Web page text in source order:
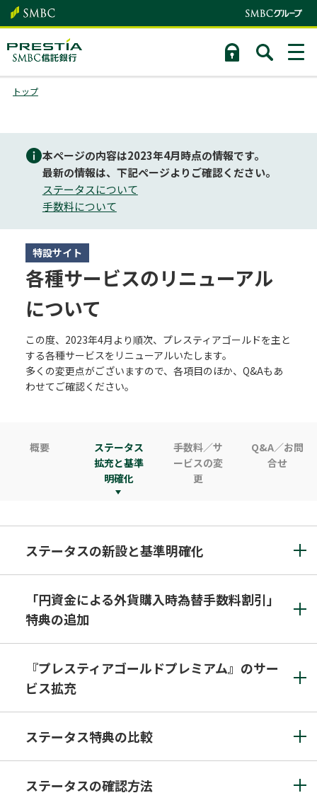
トップ
本ページの内容は2023年4月時点の情報です。
最新の情報は、下記ページよりご確認ください。
ステータスについて
手数料について
特設サイト
各種サービスのリニューアル
について
この度、2023年4月より順次、プレスティアゴールドを主と
する各種サービスをリニューアルいたします。
多くの変更点がございますので、各項目のほか、Q&Aもあ
わせてご確認ください。
概要
ステータス
拡充と基準
明確化
手数料／サ
ービスの変
更
Q&A／お問
合せ
ステータスの新設と基準明確化
「円資金による外貨購入時為替手数料割引」
特典の追加
『プレスティアゴールドプレミアム』のサー
ビス拡充
ステータス特典の比較
ステータスの確認方法